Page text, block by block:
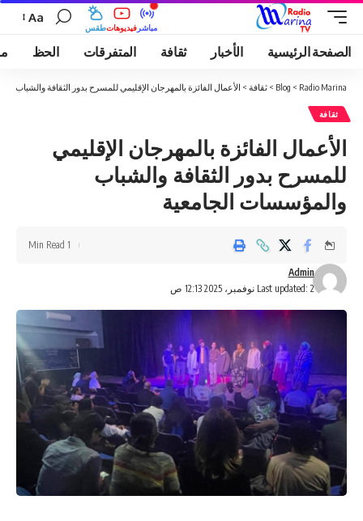
طقسفيديوهات مباشر
Aa
الصفحة الرئيسية الأخبار ثقافة المتفرقات الحظ
Radio Marina
>
Blog
> ثقافة > الأعمال الفائزة بالمهرجان الإقليمي للمسرح بدور الثقافة والشباب
ثقافة
الأعمال الفائزة بالمهرجان الإقليمي
للمسرح بدور الثقافة والشباب
والمؤسسات الجامعية
Last updated: 2 نوفمبر، 2025 12:13 ص
Admin
1 Min Read